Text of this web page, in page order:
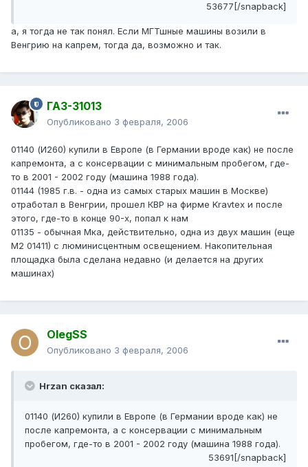
53677[/snapback]
а, я тогда не так понял. Если МГТшные машины возили в
Венгрию на капрем, тогда да, возможно и так.
ГАЗ-31013
Опубликовано 3 февраля, 2006
01140 (И260) купили в Европе (в Германии вроде как) не после
капремонта, а с консервации с минимальным пробегом, где-
то в 2001 - 2002 году (машина 1988 года).
01144 (1985 г.в. - одна из самых старых машин в Москве)
отработал в Венгрии, прошел КВР на фирме Kravtex и после
этого, где-то в конце 90-х, попал к нам
01135 - обычная Мка, действительно, одна из двух машин (еще
М2 01411) с люминисцентным освещением. Накопительная
площадка была сделана недавно (и делается на других
машинах)
OlegSS
Опубликовано 3 февраля, 2006
Hrzan сказал:
01140 (И260) купили в Европе (в Германии вроде как) не
после капремонта, а с консервации с минимальным
пробегом, где-то в 2001 - 2002 году (машина 1988 года).
53691[/snapback]